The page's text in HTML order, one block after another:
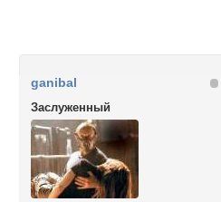
ganibal
Заслуженный